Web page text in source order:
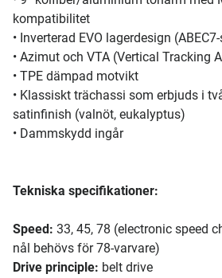
kompatibilitet
• Inverterad EVO lagerdesign
• Azimut och VTA (Vertical Tracking
• TPE dämpad motvikt
• Klassiskt trächassi som erbjuds i
satinfinish (valnöt, eukalyptus)
• Dammskydd ingår
Tekniska specifikationer:
Speed: 33, 45, 78 (electronic speed
nål behövs för 78-varvare)
Drive principle: belt drive